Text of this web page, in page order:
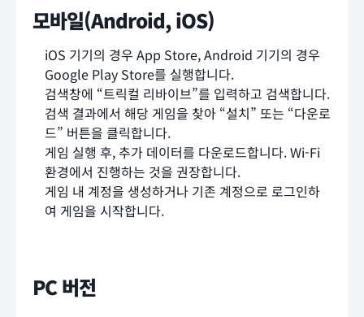
모바일(Android, iOS)
iOS 기기의 경우 App Store, Android 기기의 경우
Google Play Store를 실행합니다.
검색창에 “트릭컬 리바이브”를 입력하고 검색합니다.
검색 결과에서 해당 게임을 찾아 “설치” 또는 “다운로
드” 버튼을 클릭합니다.
게임 실행 후, 추가 데이터를 다운로드합니다. Wi-Fi
환경에서 진행하는 것을 권장합니다.
게임 내 계정을 생성하거나 기존 계정으로 로그인하
여 게임을 시작합니다.
PC 버전